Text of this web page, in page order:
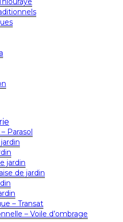
Parasol
jardin
de jardin
– Transat
– Voile d’ombrage